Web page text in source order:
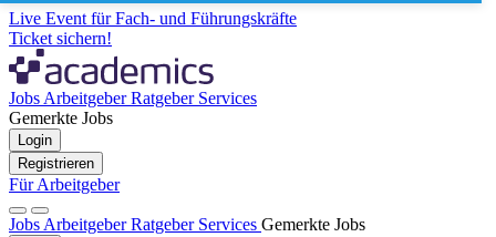
Live Event für Fach- und Führungskräfte
Ticket sichern!
Jobs ArbeitgeberRatgeber Services
Gemerkte Jobs
Login
Registrieren
Für Arbeitgeber
Jobs ArbeitgeberRatgeber Services Gemerkte Jobs